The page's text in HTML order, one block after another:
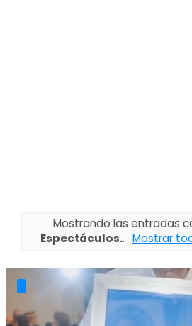
Mostrando las entradas
Espectáculos.. Mostrar